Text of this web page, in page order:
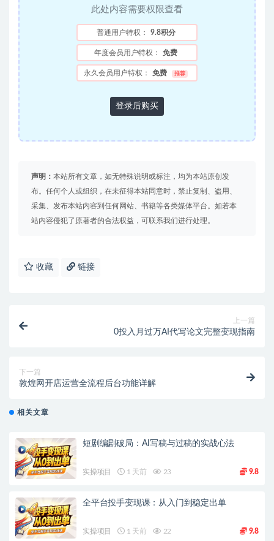
此处内容需要权限查看
普通用户特权： 9.8积分
年度会员用户特权： 免费
永久会员用户特权： 免费 推荐
登录后购买
声明： 本站所有文章，如无特殊说明或标注，均为本站原创发
布。任何个人或组织，在未征得本站同意时，禁止复制、盗用、
采集、发布本站内容到任何网站、书籍等各类媒体平台。如若本
站内容侵犯了原著者的合法权益，可联系我们进行处理。
收藏 链接
上一篇
0投入月过万AI代写论文完整变现指南
下一篇
敦煌网开店运营全流程后台功能详解
相关文章
短剧编剧破局：AI写稿与过稿的实战心法
实操项目 1 天前 23 9.8
全平台投手变现课：从入门到稳定出单
实操项目 1 天前 22 9.8